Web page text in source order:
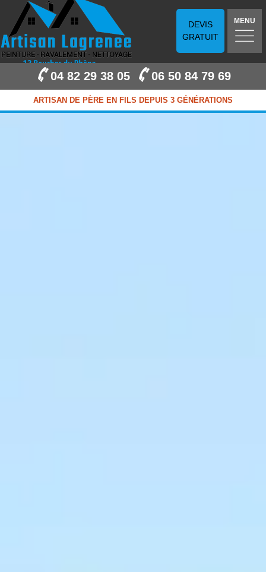
DEVIS
GRATUIT
MENU
04 82 29 38 05 06 50 84 79 69
ARTISAN DE PÈRE EN FILS DEPUIS 3 GÉNÉRATIONS